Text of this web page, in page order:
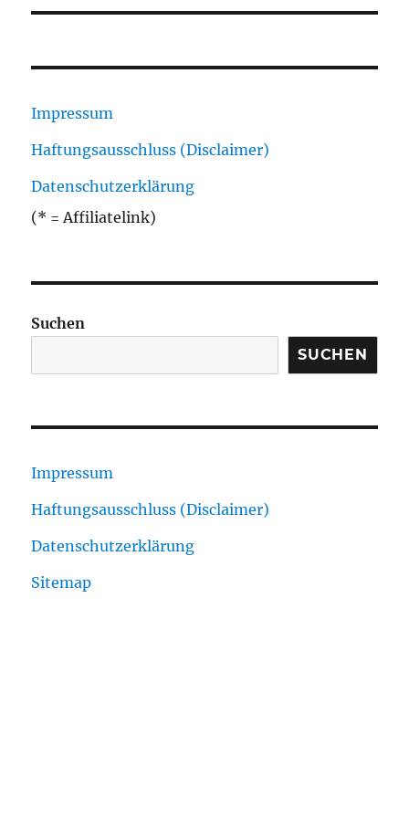
Impressum
Haftungsausschluss (Disclaimer)
Datenschutzerklärung
(* = Affiliatelink)
Suchen
SUCHEN
Impressum
Haftungsausschluss (Disclaimer)
Datenschutzerklärung
Sitemap